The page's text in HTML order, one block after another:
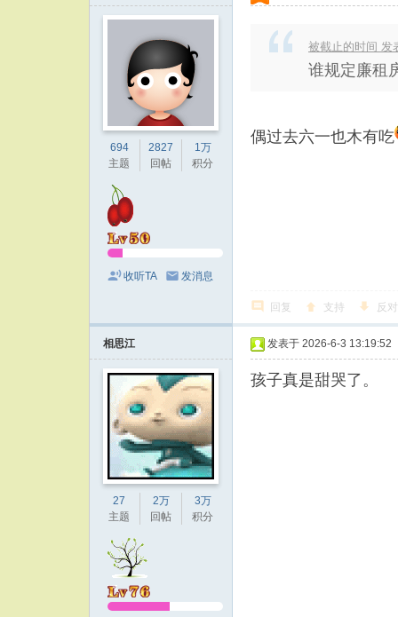
694
主题
2827
回帖
1万
积分
收听TA 发消息
被截止的时间 发
谁规定廉租
偶过去六一也木有吃
回复 支持 反对
相思江
27
主题
2万
回帖
3万
积分
发表于 2026-6-3 13:19:52
孩子真是甜哭了。